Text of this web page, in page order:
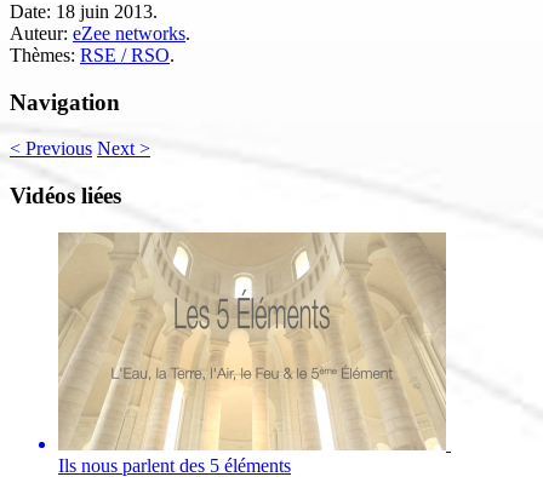
Date: 18 juin 2013.
Auteur: eZee networks.
Thèmes: RSE / RSO.
Navigation
< Previous Next>
Vidéos liées
Ils nous parlent des 5 éléments